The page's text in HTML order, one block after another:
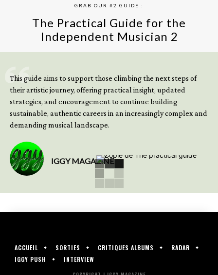
GRAB OUR #2 GUIDE :
The Practical Guide for the
Independent Musician 2
This guide aims to support those climbing the next steps of
their artistic journey, offering practical insight, updated
strategies, and encouragement to continue building
sustainable, authentic careers in an increasingly complex and
demanding musical landscape.
IGGY MAGAZINE
ACCUEIL SORTIES CRITIQUES ALBUMS
RADAR
IGGY PUSH
INTERVIEW